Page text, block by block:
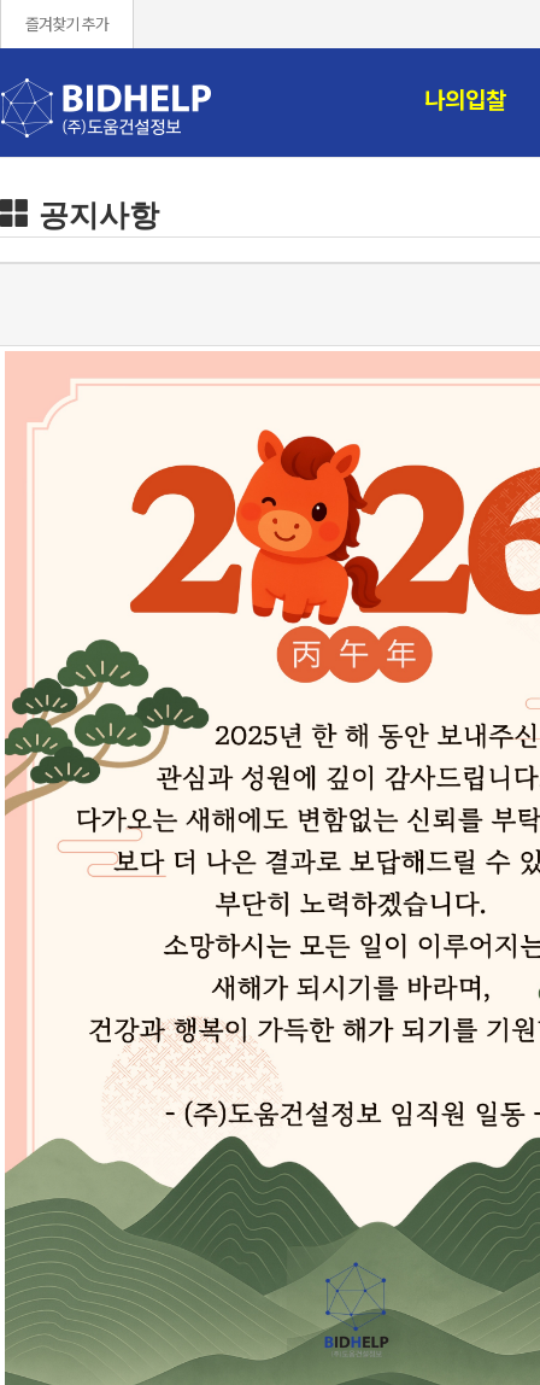
즐겨찾기 추가
나의입찰
공지사항